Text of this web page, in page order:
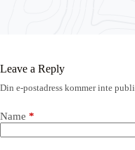
Leave a Reply
Din e-postadress kommer inte
Name *